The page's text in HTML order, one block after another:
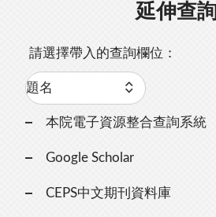
延伸查詢
請選擇帶入的查詢欄位：
本院電子資源整合查詢系統
Google Scholar
CEPS中文期刊資料庫